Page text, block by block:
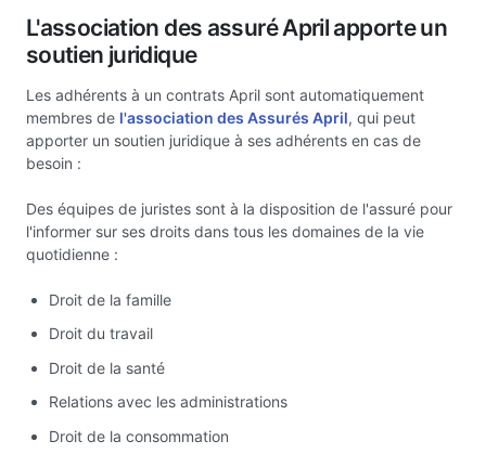
L'association des assuré April apporte un
soutien juridique
Les adhérents à un contrats April sont automatiquement
membres de l'association des Assurés April, qui peut
apporter un soutien juridique à ses adhérents en cas de
besoin :
Des équipes de juristes sont à la disposition de l'assuré pour
l'informer sur ses droits dans tous les domaines de la vie
quotidienne :
Droit de la famille
Droit du travail
Droit de la santé
Relations avec les administrations
Droit de la consommation